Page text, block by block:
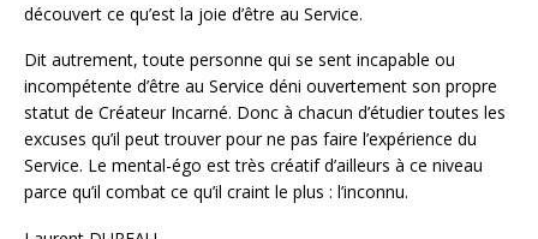
découvert ce qu’est la joie d’être au Service.
Dit autrement, toute personne qui se sent incapable ou
incompétente d’être au Service déni ouvertement son propre
statut de Créateur Incarné. Donc à chacun d’étudier toutes les
excuses qu’il peut trouver pour ne pas faire l’expérience du
Service. Le mental-égo est très créatif d’ailleurs à ce niveau
parce qu’il combat ce qu’il craint le plus : l’inconnu.